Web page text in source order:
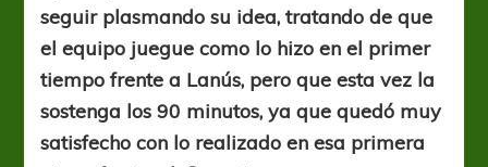
seguir plasmando su idea, tratando de que
el equipo juegue como lo hizo en el primer
tiempo frente a Lanús, pero que esta vez la
sostenga los 90 minutos, ya que quedó muy
satisfecho con lo realizado en esa primera